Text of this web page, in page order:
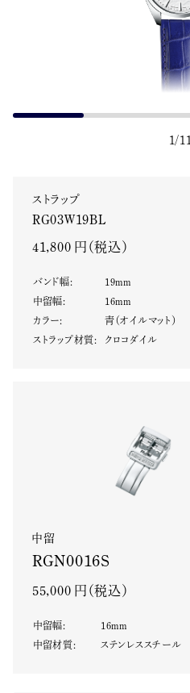
1 /11
ストラップ
RG03W19BL
41,800 円（税込）
バンド幅: 19mm
中留幅: 16mm
カラー:
青（オイルマット）
ストラップ材質: クロコダイル
中留
RGN0016S
55,000 円（税込）
中留幅: 16mm
中留材質: ステンレススチール